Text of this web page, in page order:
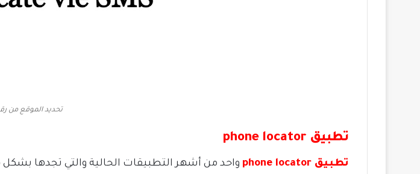
تحديد الموقع من
تطبيقphone locator
تطبيق phone locator واحد من أشهر التطبيقات الحالية والتي تجدها